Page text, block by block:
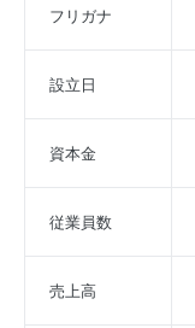
フリガナ
設立日
資本金
従業員数
売上高